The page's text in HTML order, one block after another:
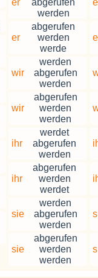
er
abgerufen
werden
er
abgerufen
werden
werde
wir
werden
abgerufen
werden
wir
abgerufen
werden
werden
ihr
werdet
abgerufen
werden
ihr
abgerufen
werden
werdet
sie
werden
abgerufen
werden
sie
abgerufen
werden
werden